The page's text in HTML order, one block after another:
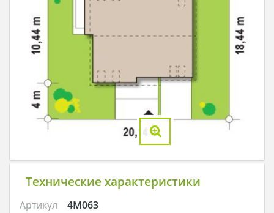
Технические характеристики
Артикул
4M063